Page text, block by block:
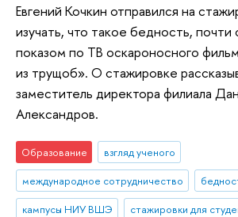
Евгений Кочкин отправился на
изучать, что такое бедность,
показом по ТВ оскароносного
из трущоб». О стажировке
заместитель директора филиала
Александров.
Образование
взгляд ученого
международное сотрудничество
кампусы НИУ ВШЭ
стажировки для